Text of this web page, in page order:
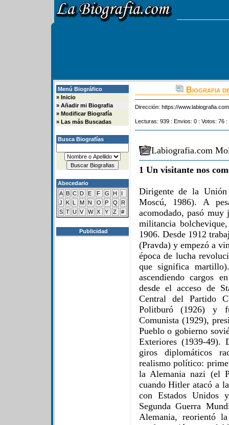
Menú Biográfico
» Inicio
» Añadir mi Biografia
» Modificar Biografía
» Las más Buscadas
Busca Biografías
Abecedario
A B C D E F G H
I
J
K L M N O P Q
R
S T U V W X Y Z #
Publicidad
Biografia
Dirección: https://
Lecturas: 939 : Envios: 0 : Votos: 76
Labiografia.com
1 Un visitante nos
Dirigente de la
Moscú, 1986). A
acomodado, pasó
militancia
1906. Desde 1912
(Pravda) y empezó a
época de lucha
que significa
ascendiendo cargos
desde el acceso de
Central del Partido
Politburó (1926) y
Comunista (1929),
Pueblo o gobierno
Exteriores (1939-49).
giros diplomáticos
realismo político:
la Alemania nazi (el
cuando Hitler atacó a
con Estados Unidos
Segunda Guerra
Alemania, reorientó